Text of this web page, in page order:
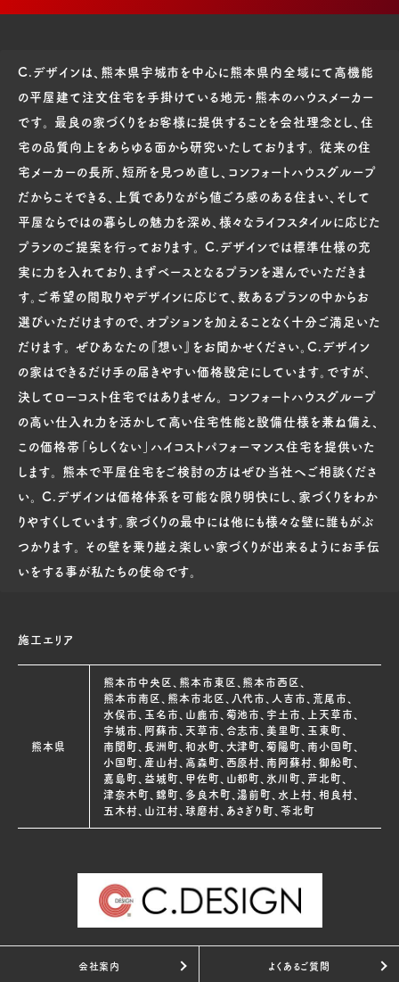
C.デザインは、熊本県宇城市を中心に熊本県内全域にて高機能
の平屋建て注文住宅を手掛けている地元・熊本のハウスメーカー
です。 最良の家づくりをお客様に提供することを会社理念とし、住
宅の品質向上をあらゆる面から研究いたしております。 従来の住
宅メーカーの長所、短所を見つめ直し、コンフォートハウスグループ
だからこそできる、上質でありながら値ごろ感のある住まい、そして
平屋ならではの暮らしの魅力を深め、様々なライフスタイルに応じた
プランのご提案を行っております。 C.デザインでは標準仕様の充
実に力を入れており、まずベースとなるプランを選んでいただきま
す。ご希望の間取りやデザインに応じて、数あるプランの中からお
選びいただけますので、オプションを加えることなく十分ご満足いた
だけます。 ぜひあなたの『想い』をお聞かせください。C.デザイン
の家はできるだけ手の届きやすい価格設定にしています。ですが、
決してローコスト住宅ではありません。 コンフォートハウスグループ
の高い仕入れ力を活かして高い住宅性能と設備仕様を兼ね備え、
この価格帯「らしくない」ハイコストパフォーマンス住宅を提供いた
します。 熊本で平屋住宅をご検討の方はぜひ当社へご相談くださ
い。 C.デザインは価格体系を可能な限り明快にし、家づくりをわか
りやすくしています。家づくりの最中には他にも様々な壁に誰もがぶ
つかります。 その壁を乗り越え楽しい家づくりが出来るようにお手伝
いをする事が私たちの使命です。
施工エリア
熊本県
熊本市中央区、熊本市東区、熊本市西区、
熊本市南区、熊本市北区、八代市、人吉市、荒尾市、
水俣市、玉名市、山鹿市、菊池市、宇土市、上天草市、
宇城市、阿蘇市、天草市、合志市、美里町、玉東町、
南関町、長洲町、和水町、大津町、菊陽町、南小国町、
小国町、産山村、高森町、西原村、南阿蘇村、御船町、
嘉島町、益城町、甲佐町、山都町、氷川町、芦北町、
津奈木町、錦町、多良木町、湯前町、水上村、相良村、
五木村、山江村、球磨村、あさぎり町、苓北町
会社案内 よくあるご質問